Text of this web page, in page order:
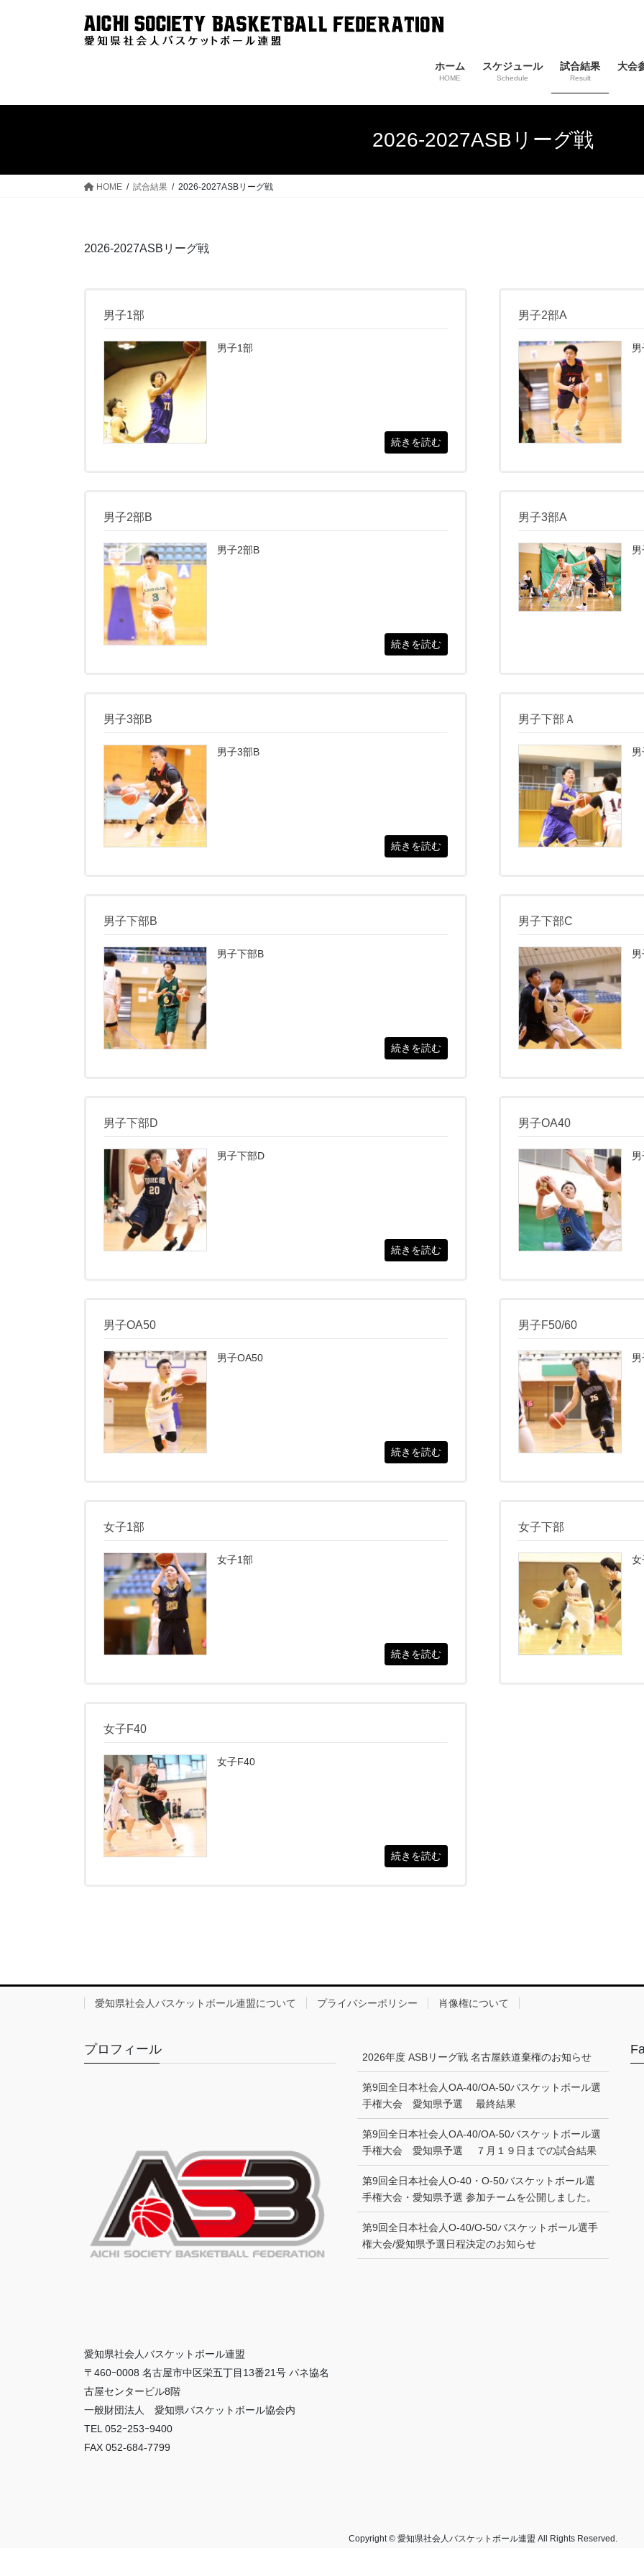
ホーム
HOME
スケジュール
Schedule
試合結果
Result
大会
2026-2027ASBリーグ戦
HOME 試合結果 2026-2027ASBリーグ戦
2026-2027ASBリーグ戦
男子1部
男子1部
続きを読む
男子2部A
男子2部B
男子2部B
続きを読む
男子3部A
男子3部B
男子3部B
続きを読む
男子下部Ａ
男
男子下部B
男子下部B
続きを読む
男子下部C
男子下部D
男子下部D
続きを読む
男子OA40
男子OA50
男子OA50
続きを読む
男子F50/60
女子1部
女子1部
続きを読む
女子下部
女
女子F40
女子F40
続きを読む
愛知県社会人バスケットボール連盟について プライバシーポリシー 肖像権について
プロフィール
愛知県社会人バスケットボール連盟
〒460ｰ0008 名古屋市中区栄五丁目13番21号 パネ協名
古屋センタービル8階
一般財団法人 愛知県バスケットボール協会内
TEL 052ｰ253ｰ9400
FAX 052-684-7799
2026年度 ASBリーグ戦 名古屋鉄道棄権のお知らせ
第9回全日本社会人OA-40/OA-50バスケットボール選
手権大会 愛知県予選 最終結果
第9回全日本社会人OA-40/OA-50バスケットボール選
手権大会 愛知県予選 ７月１９日までの試合結果
第9回全日本社会人O-40・O-50バスケットボール選
手権大会・愛知県予選 参加チームを公開しました。
第9回全日本社会人O-40/O-50バスケットボール選手
権大会/愛知県予選日程決定のお知らせ
Copyright © 愛知県社会人バスケットボール連盟 All Rights Reserved.